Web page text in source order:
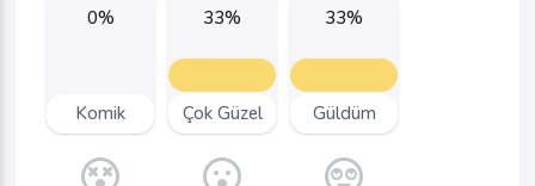
0%
Komik
33%
Çok Güzel
33%
Güldüm